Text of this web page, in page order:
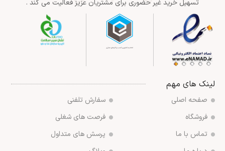
تسهیل خرید غیر حضوری برای مشتریان عزیز فعالیت می کند .
لینک های مهم
صفحه اصلی
فروشگاه
تماس با ما
سفارش تلفنی
فرصت های شغلی
پرسش های متداول